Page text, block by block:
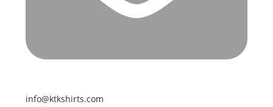
info@ktkshirts.com